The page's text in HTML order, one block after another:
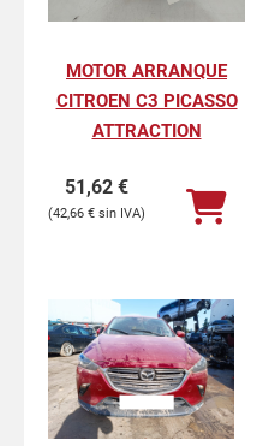
MOTOR ARRANQUE
CITROEN C3 PICASSO
ATTRACTION
51,62 €
42,66 €